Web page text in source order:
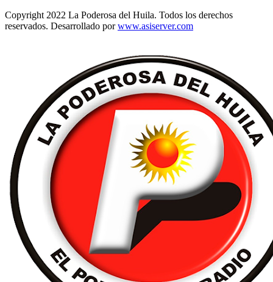
Copyright 2022 La Poderosa del Huila. Todos los derechos
reservados. Desarrollado porwww.asiserver.com